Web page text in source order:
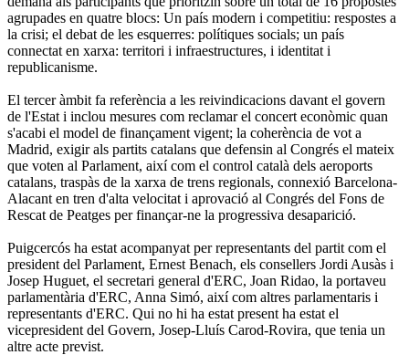
agrupades en quatre blocs: Un país modern i competitiu: respostes a
la crisi; el debat de les esquerres: polítiques socials; un país
connectat en xarxa: territori i infraestructures, i identitat i
republicanisme.
El tercer àmbit fa referència a les reivindicacions davant el govern
de l'Estat i inclou mesures com reclamar el concert econòmic quan
s'acabi el model de finançament vigent; la coherència de vot a
Madrid, exigir als partits catalans que defensin al Congrés el mateix
que voten al Parlament, així com el control català dels aeroports
catalans, traspàs de la xarxa de trens regionals, connexió Barcelona-
Alacant en tren d'alta velocitat i aprovació al Congrés del Fons de
Rescat de Peatges per finançar-ne la progressiva desaparició.
Puigcercós ha estat acompanyat per representants del partit com el
president del Parlament, Ernest Benach, els consellers Jordi Ausàs i
Josep Huguet, el secretari general d'ERC, Joan Ridao, la portaveu
parlamentària d'ERC, Anna Simó, així com altres parlamentaris i
representants d'ERC. Qui no hi ha estat present ha estat el
vicepresident del Govern, Josep-Lluís Carod-Rovira, que tenia un
altre acte previst.